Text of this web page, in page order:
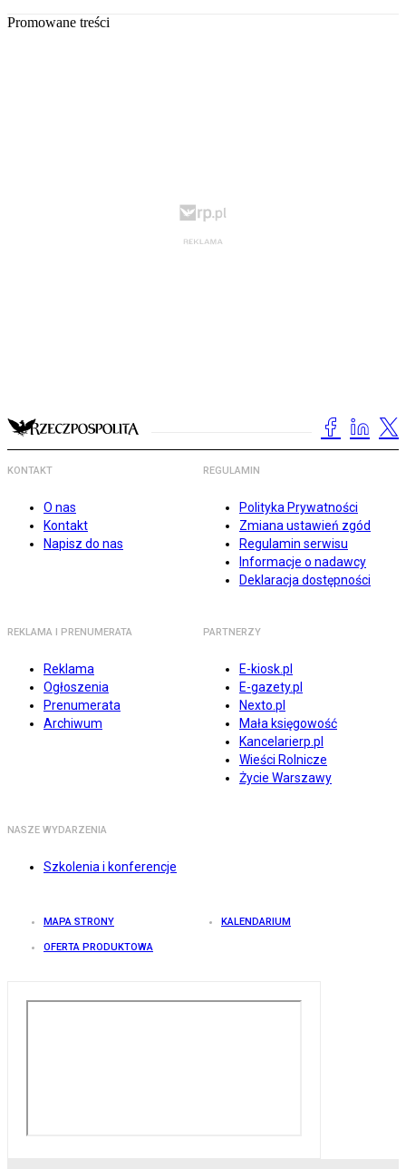
Promowane treści
KONTAKT
O nas
Kontakt
Napisz do nas
REGULAMIN
Polityka Prywatności
Zmiana ustawień zgód
Regulamin serwisu
Informacje o nadawcy
Deklaracja dostępności
REKLAMA I PRENUMERATA
Reklama
Ogłoszenia
Prenumerata
Archiwum
PARTNERZY
E-kiosk.pl
E-gazety.pl
Nexto.pl
Mała księgowość
Kancelarierp.pl
Wieści Rolnicze
Życie Warszawy
NASZE WYDARZENIA
Szkolenia i konferencje
MAPA STRONY KALENDARIUM
OFERTA PRODUKTOWA